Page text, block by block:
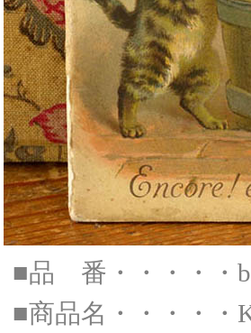
■品 番・・・・・
■商品名・・・・・